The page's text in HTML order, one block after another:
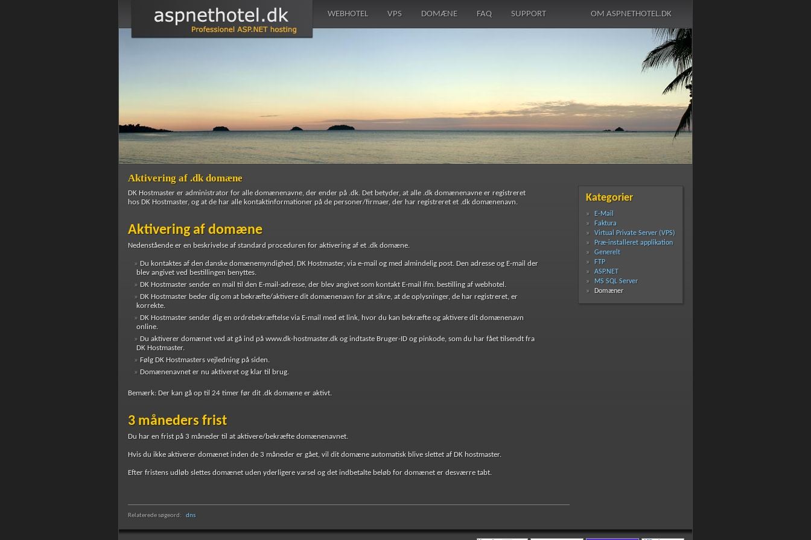
WEBHOTEL VPS DOMÆNE FAQ SUPPORT OM ASPNETHOTEL.DK
Kategorier
E-Mail
Faktura
Virtual Private Server (VPS)
Præ-installeret applikation
Generelt
FTP
ASP.NET
MS SQL Server
Domæner
Aktivering af .dk domæne
DK Hostmaster er administrator for alle domænenavne, der ender på .dk. Det betyder, at alle .dk domænenavne er registreret
hos DK Hostmaster, og at de har alle kontaktinformationer på de personer/firmaer, der har registreret et .dk domænenavn.
Aktivering af domæne
Nedenstående er en beskrivelse af standard proceduren for aktivering af et .dk domæne.
Du kontaktes af den danske domænemyndighed, DK Hostmaster, via e-mail og med almindelig post. Den adresse og E-mail der
blev angivet ved bestillingen benyttes.
DK Hostmaster sender en mail til den E-mail-adresse, der blev angivet som kontakt E-mail ifm. bestilling af webhotel.
DK Hostmaster beder dig om at bekræfte/aktivere dit domænenavn for at sikre, at de oplysninger, de har registreret, er
korrekte.
DK Hostmaster sender dig en ordrebekræftelse via E-mail med et link, hvor du kan bekræfte og aktivere dit domænenavn
online.
Du aktiverer domænet ved at gå ind på www.dk-hostmaster.dk og indtaste Bruger-ID og pinkode, som du har fået tilsendt fra
DK Hostmaster.
Følg DK Hostmasters vejledning på siden.
Domænenavnet er nu aktiveret og klar til brug.
Bemærk: Der kan gå op til 24 timer før dit .dk domæne er aktivt.
3 måneders frist
Du har en frist på 3 måneder til at aktivere/bekræfte domænenavnet.
Hvis du ikke aktiverer domænet inden de 3 måneder er gået, vil dit domæne automatisk blive slettet af DK hostmaster.
Efter fristens udløb slettes domænet uden yderligere varsel og det indbetalte beløb for domænet er desværre tabt.
Relaterede søgeord: dns